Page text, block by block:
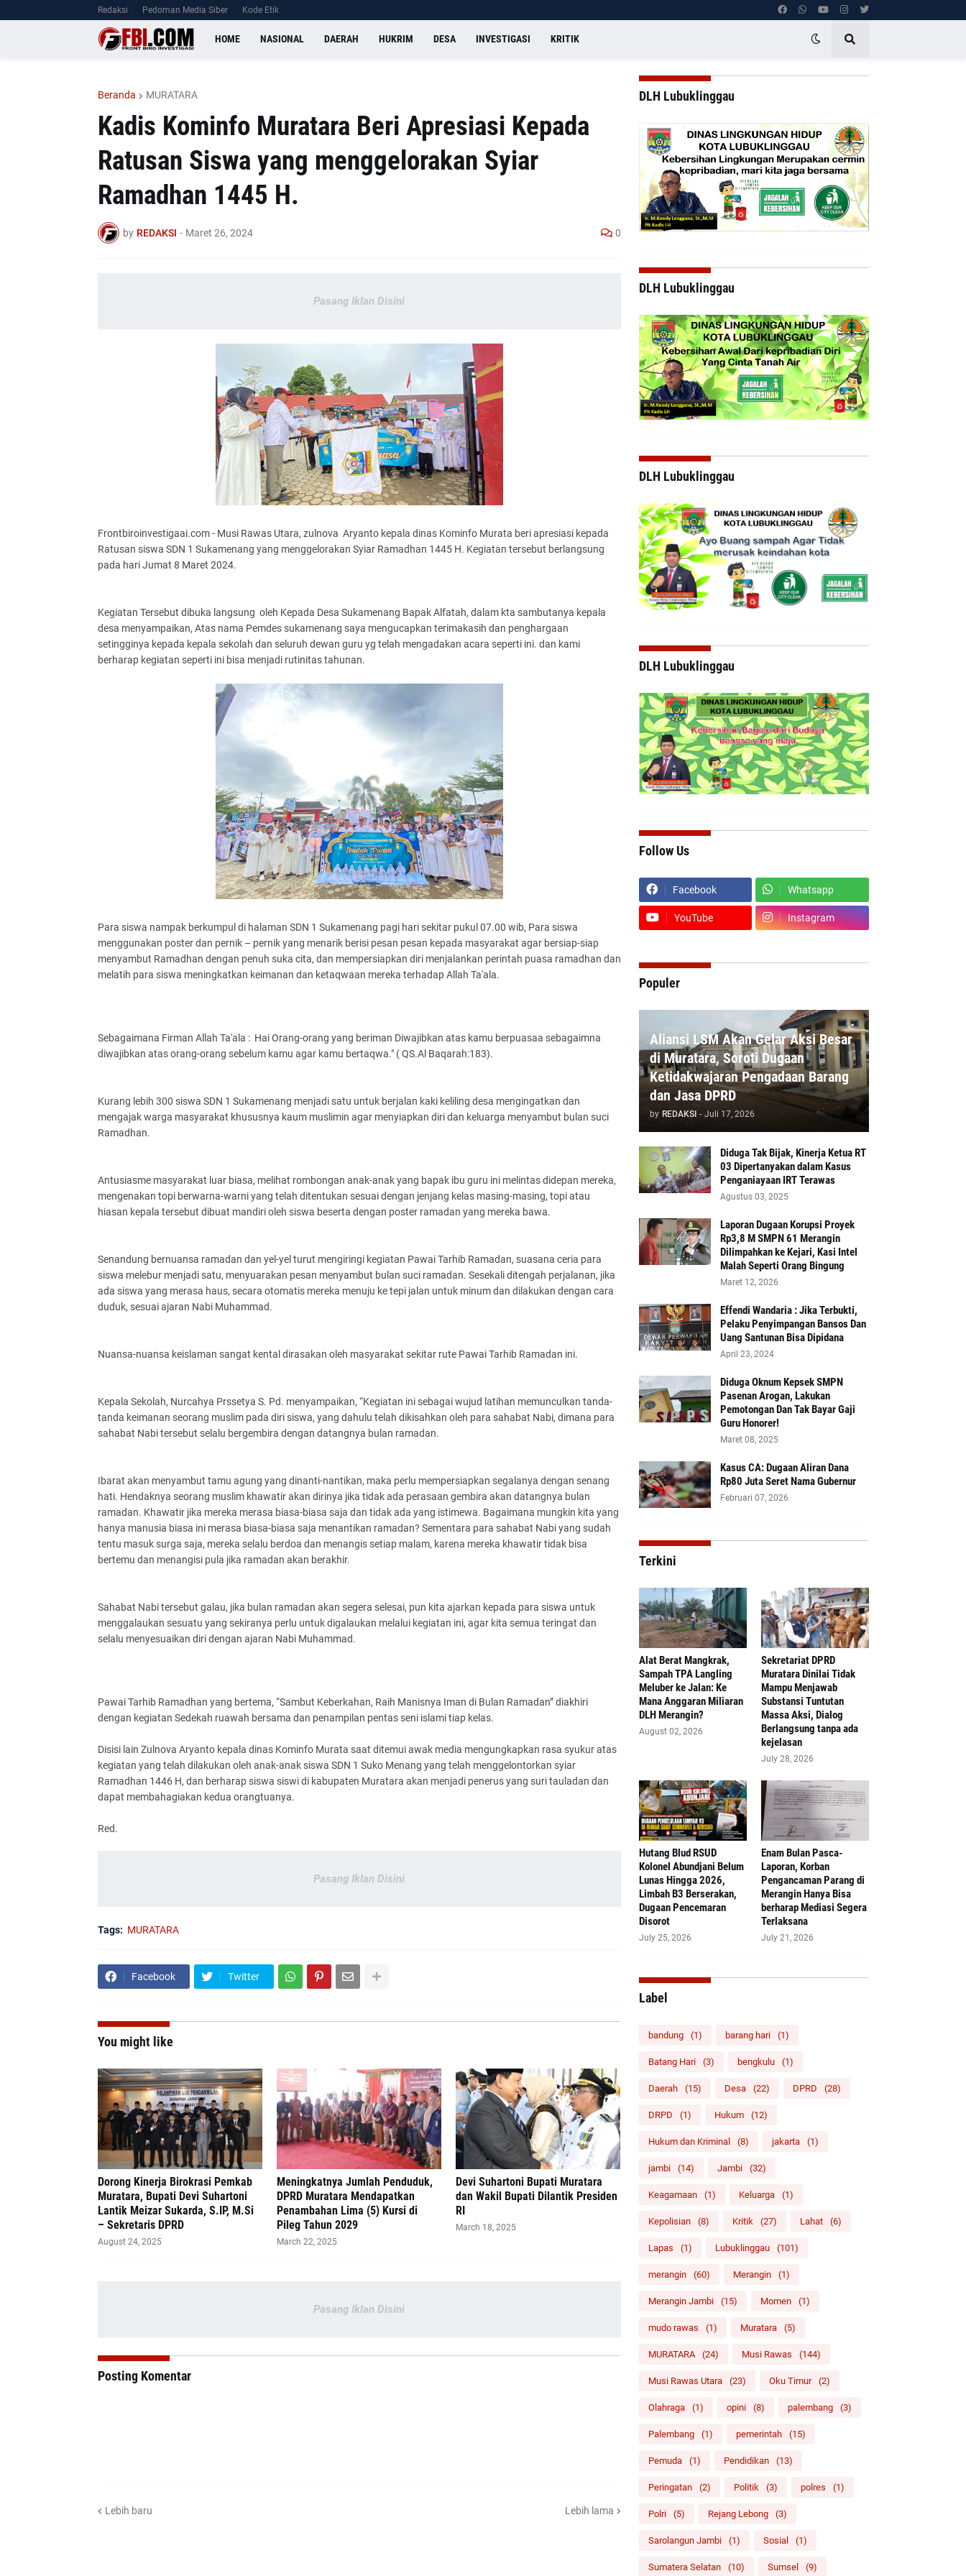
Redaksi Pedoman Media Siber Kode Etik
HOME NASIONAL DAERAH HUKRIM DESA INVESTIGASI KRITIK
Beranda MURATARA
Kadis Kominfo Muratara Beri Apresiasi Kepada
Ratusan Siswa yang menggelorakan Syiar
Ramadhan 1445 H.
by REDAKSI - Maret 26, 2024 0
Pasang Iklan Disini
Frontbiroinvestigaai.com - Musi Rawas Utara, zulnova Aryanto kepala dinas Kominfo Murata beri apresiasi kepada
Ratusan siswa SDN 1 Sukamenang yang menggelorakan Syiar Ramadhan 1445 H. Kegiatan tersebut berlangsung
pada hari Jumat 8 Maret 2024.
Kegiatan Tersebut dibuka langsung oleh Kepada Desa Sukamenang Bapak Alfatah, dalam kta sambutanya kepala
desa menyampaikan, Atas nama Pemdes sukamenang saya mengucapkan terimakasih dan penghargaan
setingginya kepada kepala sekolah dan seluruh dewan guru yg telah mengadakan acara seperti ini. dan kami
berharap kegiatan seperti ini bisa menjadi rutinitas tahunan.
Para siswa nampak berkumpul di halaman SDN 1 Sukamenang pagi hari sekitar pukul 07.00 wib, Para siswa
menggunakan poster dan pernik – pernik yang menarik berisi pesan pesan kepada masyarakat agar bersiap-siap
menyambut Ramadhan dengan penuh suka cita, dan mempersiapkan diri menjalankan perintah puasa ramadhan dan
melatih para siswa meningkatkan keimanan dan ketaqwaan mereka terhadap Allah Ta'ala.
Sebagaimana Firman Allah Ta'ala : Hai Orang-orang yang beriman Diwajibkan atas kamu berpuasaa sebagaimna
diwajibkan atas orang-orang sebelum kamu agar kamu bertaqwa." ( QS.Al Baqarah:183).
Kurang lebih 300 siswa SDN 1 Sukamenang menjadi satu untuk berjalan kaki keliling desa mengingatkan dan
mengajak warga masyarakat khususnya kaum muslimin agar menyiapkan diri dan keluarga menyambut bulan suci
Ramadhan.
Antusiasme masyarakat luar biasa, melihat rombongan anak-anak yang bapak ibu guru ini melintas didepan mereka,
mengenakan topi berwarna-warni yang telah ditentukan sesuai dengan jenjang kelas masing-masing, topi atau
hiasan kepala tersebut dibuat mandiri oleh siswa beserta dengan poster ramadan yang mereka bawa.
Senandung bernuansa ramadan dan yel-yel turut mengiringi kegiatan Pawai Tarhib Ramadan, suasana ceria para
siswa melebur menjadi satu, menyuarakan pesan menyambut bulan suci ramadan. Sesekali ditengah perjalanan, jika
ada siswa yang merasa haus, secara otomatis mereka menuju ke tepi jalan untuk minum dan dilakukan dengan cara
duduk, sesuai ajaran Nabi Muhammad.
Nuansa-nuansa keislaman sangat kental dirasakan oleh masyarakat sekitar rute Pawai Tarhib Ramadan ini.
Kepala Sekolah, Nurcahya Prssetya S. Pd. menyampaikan, “Kegiatan ini sebagai wujud latihan memunculkan tanda-
tanda keimanan seorang muslim pada diri siswa, yang dahulu telah dikisahkan oleh para sahabat Nabi, dimana para
sahabat Nabi tersebut selalu bergembira dengan datangnya bulan ramadan.
Ibarat akan menyambut tamu agung yang dinanti-nantikan, maka perlu mempersiapkan segalanya dengan senang
hati. Hendaknya seorang muslim khawatir akan dirinya jika tidak ada perasaan gembira akan datangnya bulan
ramadan. Khawatir jika mereka merasa biasa-biasa saja dan tidak ada yang istimewa. Bagaimana mungkin kita yang
hanya manusia biasa ini merasa biasa-biasa saja menantikan ramadan? Sementara para sahabat Nabi yang sudah
tentu masuk surga saja, mereka selalu berdoa dan menangis setiap malam, karena mereka khawatir tidak bisa
bertemu dan menangisi pula jika ramadan akan berakhir.
Sahabat Nabi tersebut galau, jika bulan ramadan akan segera selesai, pun kita ajarkan kepada para siswa untuk
menggalaukan sesuatu yang sekiranya perlu untuk digalaukan melalui kegiatan ini, agar kita semua teringat dan
selalu menyesuaikan diri dengan ajaran Nabi Muhammad.
Pawai Tarhib Ramadhan yang bertema, “Sambut Keberkahan, Raih Manisnya Iman di Bulan Ramadan” diakhiri
dengan kegiatan Sedekah ruawah bersama dan penampilan pentas seni islami tiap kelas.
Disisi lain Zulnova Aryanto kepala dinas Kominfo Murata saat ditemui awak media mengungkapkan rasa syukur atas
kegiatan yang telah dilakukan oleh anak-anak siswa SDN 1 Suko Menang yang telah menggelontorkan syiar
Ramadhan 1446 H, dan berharap siswa siswi di kabupaten Muratara akan menjadi penerus yang suri tauladan dan
dapat membahagiakan kedua orangtuanya.
Red.
Pasang Iklan Disini
Tags: MURATARA
Facebook Twitter
You might like
Dorong Kinerja Birokrasi Pemkab
Muratara, Bupati Devi Suhartoni
Lantik Meizar Sukarda, S.IP, M.Si
– Sekretaris DPRD
August 24, 2025
Meningkatnya Jumlah Penduduk,
DPRD Muratara Mendapatkan
Penambahan Lima (5) Kursi di
Pileg Tahun 2029
March 22, 2025
Devi Suhartoni Bupati Muratara
dan Wakil Bupati Dilantik Presiden
RI
March 18, 2025
Pasang Iklan Disini
Posting Komentar
Lebih baru Lebih lama
DLH Lubuklinggau
DLH Lubuklinggau
DLH Lubuklinggau
DLH Lubuklinggau
Follow Us
Facebook Whatsapp
YouTube Instagram
Populer
Aliansi LSM Akan Gelar Aksi Besar
di Muratara, Soroti Dugaan
Ketidakwajaran Pengadaan Barang
dan Jasa DPRD
by REDAKSI - Juli 17, 2026
Diduga Tak Bijak, Kinerja Ketua RT
03 Dipertanyakan dalam Kasus
Penganiayaan IRT Terawas
Agustus 03, 2025
‎Laporan Dugaan Korupsi Proyek
Rp3,8 M SMPN 61 Merangin
Dilimpahkan ke Kejari, Kasi Intel
Malah Seperti Orang Bingung
Maret 12, 2026
Effendi Wandaria : Jika Terbukti,
Pelaku Penyimpangan Bansos Dan
Uang Santunan Bisa Dipidana
April 23, 2024
Diduga Oknum Kepsek SMPN
Pasenan Arogan, Lakukan
Pemotongan Dan Tak Bayar Gaji
Guru Honorer!
Maret 08, 2025
Kasus CA: Dugaan Aliran Dana
Rp80 Juta Seret Nama Gubernur
Februari 07, 2026
Terkini
Alat Berat Mangkrak,
Sampah TPA Langling
Meluber ke Jalan: Ke
Mana Anggaran Miliaran
DLH Merangin?
August 02, 2026
Sekretariat DPRD
Muratara Dinilai Tidak
Mampu Menjawab
Substansi Tuntutan
Massa Aksi, Dialog
Berlangsung tanpa ada
kejelasan
July 28, 2026
‎Hutang Blud RSUD
Kolonel Abundjani Belum
Lunas Hingga 2026,
Limbah B3 Berserakan,
Dugaan Pencemaran
Disorot
July 25, 2026
Enam Bulan Pasca-
Laporan, Korban
Pengancaman Parang di
Merangin Hanya Bisa
berharap Mediasi Segera
Terlaksana
July 21, 2026
Label
bandung (1) barang hari (1)
Batang Hari (3) bengkulu (1)
Daerah (15) Desa (22) DPRD (28)
DRPD (1) Hukum (12)
Hukum dan Kriminal (8) jakarta (1)
jambi (14) Jambi (32)
Keagamaan (1) Keluarga (1)
Kepolisian (8) Kritik (27) Lahat (6)
Lapas (1) Lubuklinggau (101)
merangin (60) Merangin (1)
Merangin Jambi (15) Momen (1)
mudo rawas (1) Muratara (5)
MURATARA (24) Musi Rawas (144)
Musi Rawas Utara (23) Oku Timur (2)
Olahraga (1) opini (8) palembang (3)
Palembang (1) pemerintah (15)
Pemuda (1) Pendidikan (13)
Peringatan (2) Politik (3) polres (1)
Polri (5) Rejang Lebong (3)
Sarolangun Jambi (1) Sosial (1)
Sumatera Selatan (10) Sumsel (9)